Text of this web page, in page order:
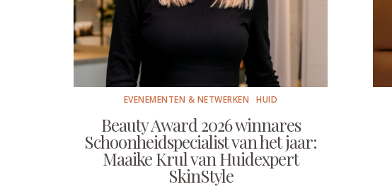
EVENEMENTEN & NETWERKEN HUID
Beauty Award 2026 winnares
Schoonheidspecialist van het jaar:
Maaike Krul van Huidexpert
SkinStyle